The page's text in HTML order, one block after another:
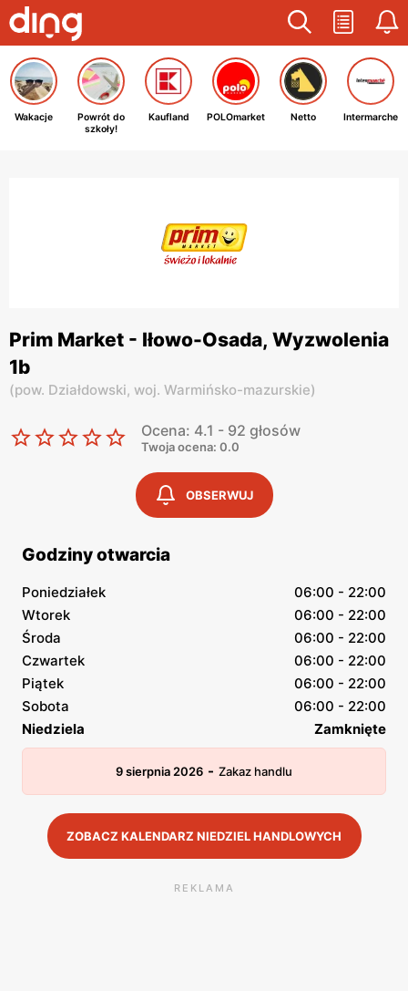
Wakacje
Powrót do
szkoły!
Kaufland POLOmarket Netto Intermarche
Prim Market - Iłowo-Osada, Wyzwolenia
1b
(pow. Działdowski, woj. Warmińsko-mazurskie)
Ocena: 4.1 - 92 głosów
Twoja ocena: 0.0
OBSERWUJ
Godziny otwarcia
Poniedziałek
06:00 - 22:00
Wtorek
06:00 - 22:00
Środa
06:00 - 22:00
Czwartek
06:00 - 22:00
Piątek
06:00 - 22:00
Sobota
06:00 - 22:00
Niedziela
Zamknięte
9 sierpnia 2026 - Zakaz handlu
ZOBACZ KALENDARZ NIEDZIEL HANDLOWYCH
REKLAMA